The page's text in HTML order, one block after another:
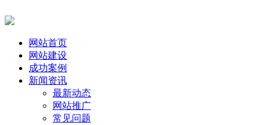
网站首页
网站建设
成功案例
新闻资讯
最新动态
网站推广
常见问题